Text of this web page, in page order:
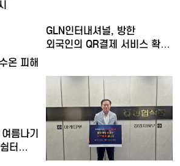
GLN인터내셔널, 방한
외국인의 QR결제 서비스 확장
온 피해
름나기
터…